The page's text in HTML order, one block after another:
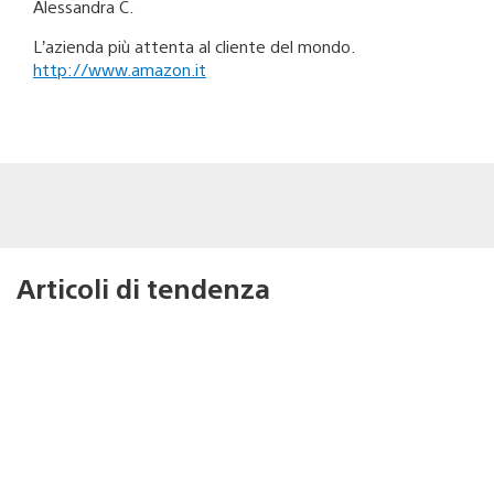
Alessandra C.
L’azienda più attenta al cliente del mondo.
http://www.amazon.it
Articoli di tendenza